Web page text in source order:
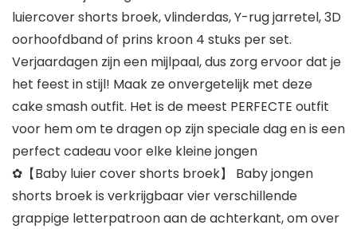
luiercover shorts broek, vlinderdas, Y-rug jarretel, 3D
oorhoofdband of prins kroon 4 stuks per set.
Verjaardagen zijn een mijlpaal, dus zorg ervoor dat je
het feest in stijl! Maak ze onvergetelijk met deze
cake smash outfit. Het is de meest PERFECTE outfit
voor hem om te dragen op zijn speciale dag en is een
perfect cadeau voor elke kleine jongen
✿【Baby luier cover shorts broek】 Baby jongen
shorts broek is verkrijgbaar vier verschillende
grappige letterpatroon aan de achterkant, om over